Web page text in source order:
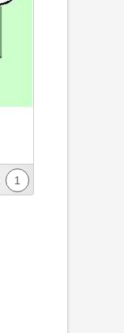
1